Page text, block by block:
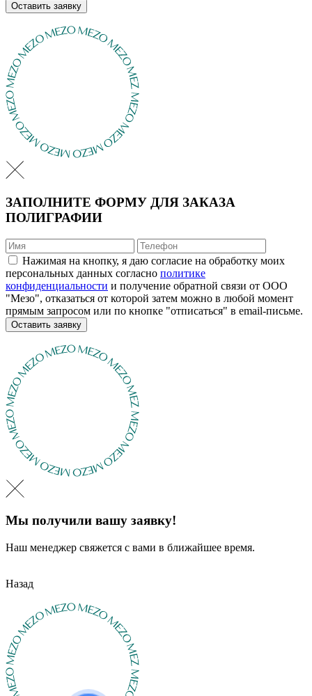
Оставить заявку
ЗАПОЛНИТЕ ФОРМУ ДЛЯ ЗАКАЗА
ПОЛИГРАФИИ
Нажимая на кнопку, я даю согласие на обработку моих
персональных данных согласно политике
конфиденциальности и получение обратной связи от ООО
"Мезо", отказаться от которой затем можно в любой момент
прямым запросом или по кнопке "отписаться" в email-письме.
Оставить заявку
Мы получили вашу заявку!
Наш менеджер свяжется с вами в ближайшее время.
Назад